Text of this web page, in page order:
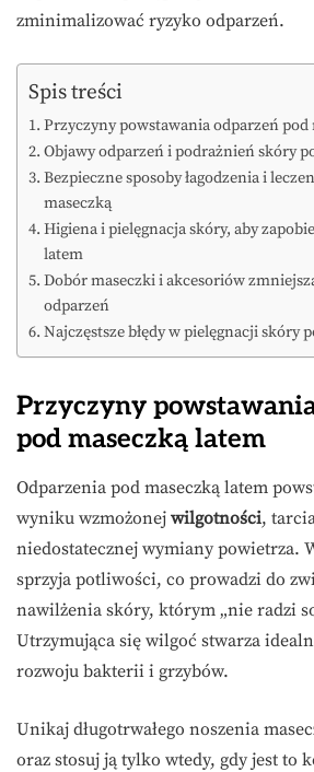
zminimalizować ryzyko odparzeń.
Spis treści
Przyczyny powstawania odparzeń pod
Objawy odparzeń i podrażnień skóry
Bezpieczne sposoby łagodzenia i
maseczką
Higiena i pielęgnacja skóry, aby
latem
Dobór maseczki i akcesoriów
odparzeń
Najczęstsze błędy w pielęgnacji skóry
Przyczyny
pod maseczką latem
Odparzenia pod maseczką latem
wyniku wzmożonej wilgotności,
niedostatecznej wymiany powietrza.
sprzyja potliwości, co prowadzi do
nawilżenia skóry, którym „nie radzi
Utrzymująca się wilgoć stwarza
rozwoju bakterii i grzybów.
Unikaj długotrwałego noszenia
oraz stosuj ją tylko wtedy, gdy jest to